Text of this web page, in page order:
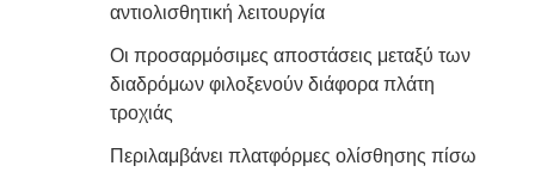
αντιολισθητική λειτουργία
Οι προσαρμόσιμες αποστάσεις μεταξύ των
διαδρόμων φιλοξενούν διάφορα πλάτη
τροχιάς
Περιλαμβάνει πλατφόρμες ολίσθησης πίσω